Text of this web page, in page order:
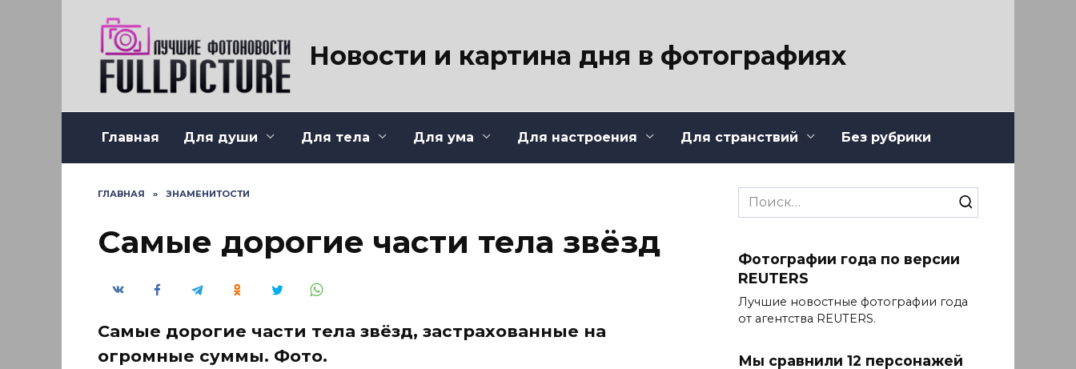
Новости и картина дня в фотографиях
Главная Для души Для тела Для ума Для настроения Для странствий Без рубрики
ГЛАВНАЯ » ЗНАМЕНИТОСТИ
Самые дорогие части тела звёзд
Самые дорогие части тела звёзд, застрахованные на
огромные суммы. Фото.
Search
for:
Фотографии года по версии
REUTERS
Лучшие новостные фотографии года
от агентства REUTERS.
Мы сравнили 12 персонажей